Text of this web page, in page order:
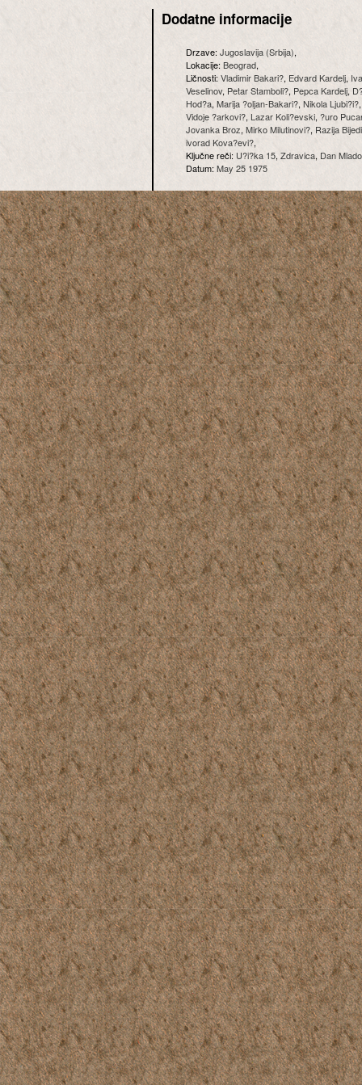
Dodatne informacije
Drzave:Jugoslavija (Srbija),
Lokacije:Beograd,
Ličnosti:Vladimir Bakari?, Edvard Kardelj,
Veselinov, Petar Stamboli?, Pepca Kardelj,
Hod?a, Marija ?oljan-Bakari?, Nikola Ljubi?i?
Vidoje ?arkovi?, Lazar Koli?evski, ?uro Pucar
Jovanka Broz, Mirko Milutinovi?, Razija
ivorad Kova?evi?,
Ključne reči: U?i?ka 15, Zdravica, Dan
Datum:May 25 1975